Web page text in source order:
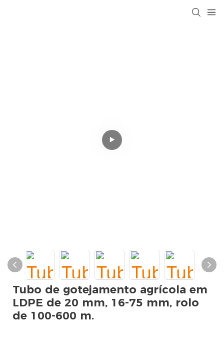
Tubo de gotejamento agrícola em
LDPE de 20 mm, 16-75 mm, rolo
de 100-600 m.